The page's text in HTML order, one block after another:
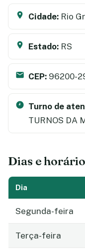
Cidade: Rio
Estado: RS
CEP: 96200-
Turno de
TURNOS DA
Dias e
Dia
Segunda-feira
Terça-feira